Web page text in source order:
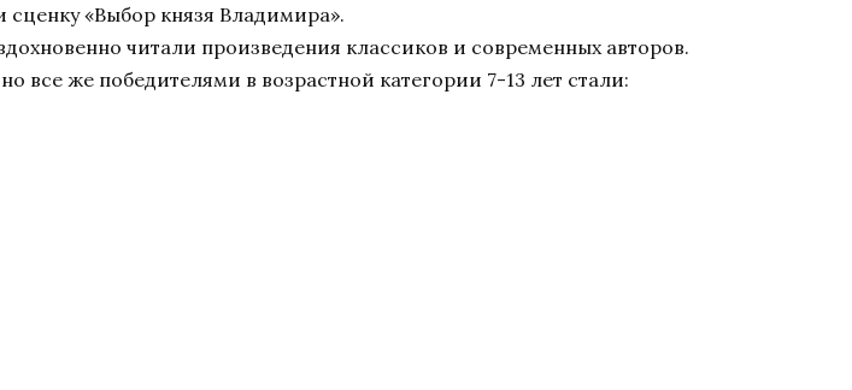
«Выбор князя Владимира».
читали произведения классиков и современных авторов.
же победителями в возрастной категории 7-13 лет стали: